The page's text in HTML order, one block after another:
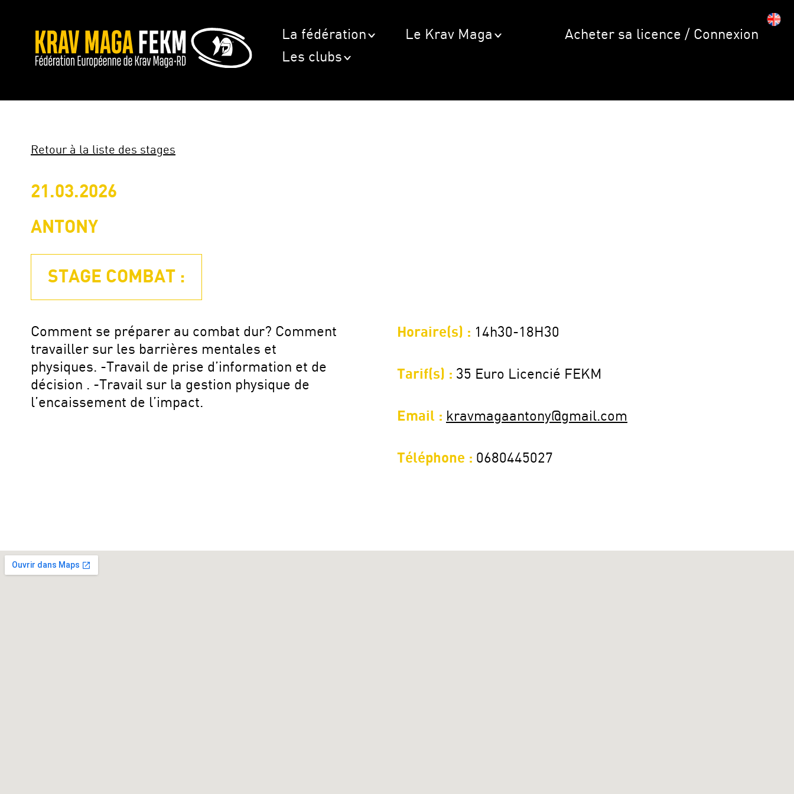
La fédération
Le Krav Maga
Les clubs
Acheter sa licence / Connexion
Retour à la liste des stages
21.03.2026
ANTONY
STAGE COMBAT :
Comment se préparer au combat dur? Comment
travailler sur les barrières mentales et
physiques. -Travail de prise d’information et de
décision . -Travail sur la gestion physique de
l’encaissement de l’impact.
Horaire(s) : 14h30-18H30
Tarif(s) : 35 Euro Licencié FEKM
Email : kravmagaantony@gmail.com
Téléphone : 0680445027